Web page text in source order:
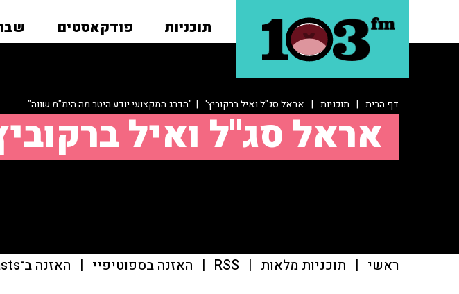
תוכניות פודקאסטים
דף הבית | תוכניות | אראל סג"ל ואיל ברקוביץ' | "הדרג המקצועי יודע היטב מה הימ"מ שווה"
אראל סג"ל ואיל
ראשי | תוכניות מלאות |
RSS
| האזנה בספוטיפיי | האזנה ב־Apple Podcasts